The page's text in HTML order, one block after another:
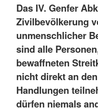
Das IV. Genfer
Zivilbevölkerung
unmenschlicher
sind alle
bewaffneten
nicht direkt an
Handlungen
dürfen niemals